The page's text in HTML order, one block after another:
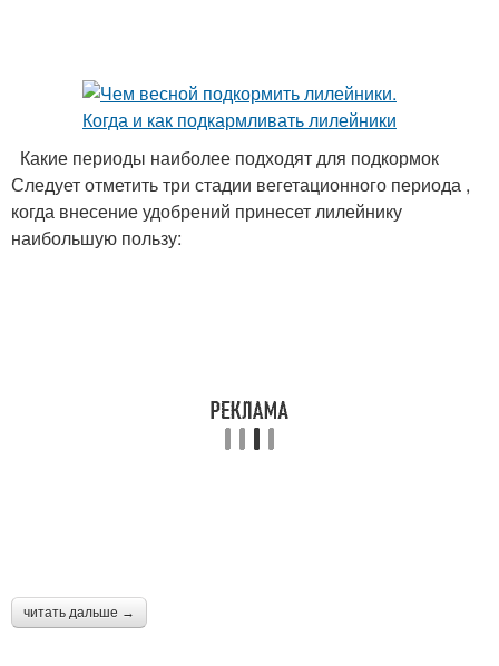
Какие периоды наиболее подходят для подкормок
Следует отметить три стадии вегетационного периода ,
когда внесение удобрений принесет лилейнику
наибольшую пользу:
читать дальше →